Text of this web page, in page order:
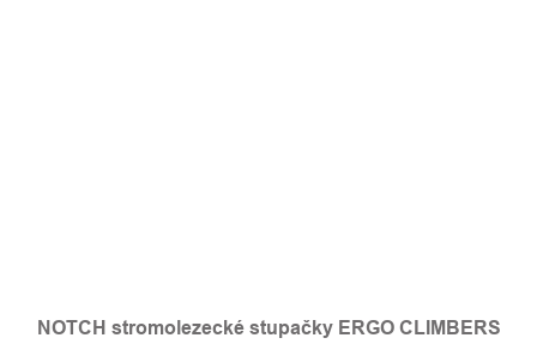
NOTCH stromolezecké stupačky ERGO CLIMBERS